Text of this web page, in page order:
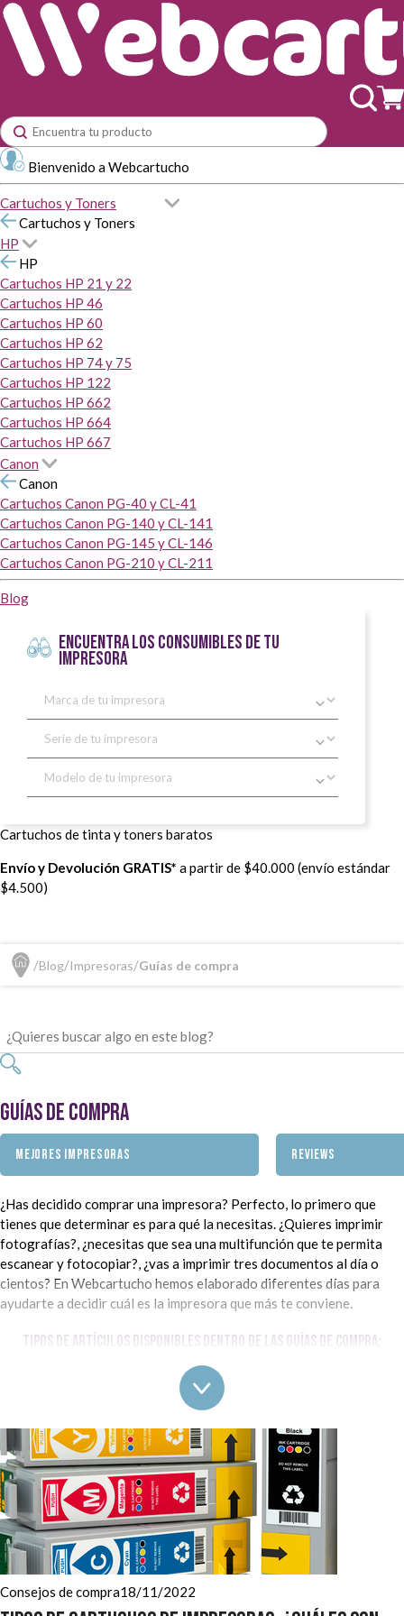
Bienvenido a Webcartucho
Cartuchos y Toners
Cartuchos y Toners
HP
HP
Cartuchos HP 21 y 22
Cartuchos HP 46
Cartuchos HP 60
Cartuchos HP 62
Cartuchos HP 74 y 75
Cartuchos HP 122
Cartuchos HP 662
Cartuchos HP 664
Cartuchos HP 667
Canon
Canon
Cartuchos Canon PG-40 y CL-41
Cartuchos Canon PG-140 y CL-141
Cartuchos Canon PG-145 y CL-146
Cartuchos Canon PG-210 y CL-211
Blog
ENCUENTRA LOS CONSUMIBLES DE TU
IMPRESORA
Cartuchos de tinta y toners baratos
Envío y Devolución GRATIS* a partir de $40.000 (envío estándar
$4.500)
Blog Impresoras Guías de compra
Guías de compra
MEJORES IMPRESORAS REVIEWS
¿Has decidido comprar una impresora? Perfecto, lo primero que
tienes que determinar es para qué la necesitas. ¿Quieres imprimir
fotografías?, ¿necesitas que sea una multifunción que te permita
escanear y fotocopiar?, ¿vas a imprimir tres documentos al día o
cientos? En Webcartucho hemos elaborado diferentes días para
ayudarte a decidir cuál es la impresora que más te conviene.
Tipos de artículos disponibles dentro de las guías de compra:
¿Sabes que es una impresora dúplex y si te conviene tener una?,
¿tienes claro qué no puede faltarle a tu nueva impresora? Quizá te
deberías comprarlo o simplemente no quieres meter la pata y
hacerte con algo que no necesitas. En esta categoría del blog de
Webcartucho encontrarás toda la información que necesitas para
acertar en tu compra y no tirar el dinero.
Mejores impresoras:¿quieres saber cuáles son las mejores
impresoras láser, las mejores impresoras fotográficas o las
mejores impresoras para estudiantes? Aquí tienes todo tipo de
guías para saber cuál es la impresora adecuada para cada
Consejos de compra18/11/2022